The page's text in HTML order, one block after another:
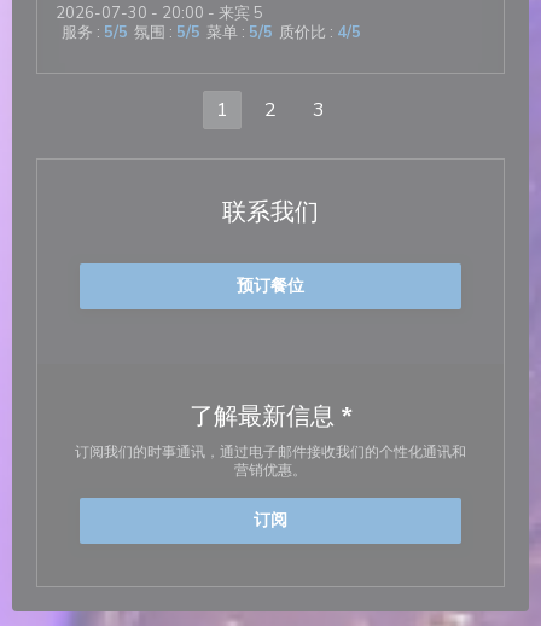
2026-07-30 - 20:00 - 来宾 5
服务 : 5/5 氛围 : 5/5 菜单 : 5/5 质价比 : 4/5
1 2 3
联系我们
预订餐位
了解最新信息 *
订阅我们的时事通讯，通过电子邮件接收我们的个性化通讯和
营销优惠。
订阅